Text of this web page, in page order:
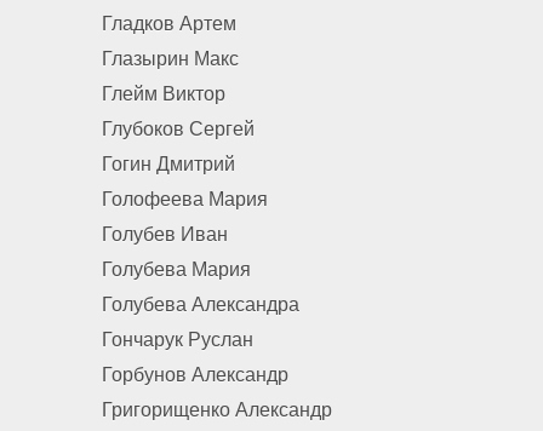
Гладков Артем
Глазырин Макс
Глейм Виктор
Глубоков Сергей
Гогин Дмитрий
Голофеева Мария
Голубев Иван
Голубева Мария
Голубева Александра
Гончарук Руслан
Горбунов Александр
Григорищенко Александр